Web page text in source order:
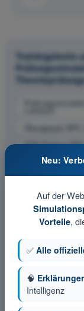
Trainingstests
Übungsquiz
PDF-Prüfung
Neu:
Auf der
Vorteile,
✅ Alle
🧠
Intelligenz